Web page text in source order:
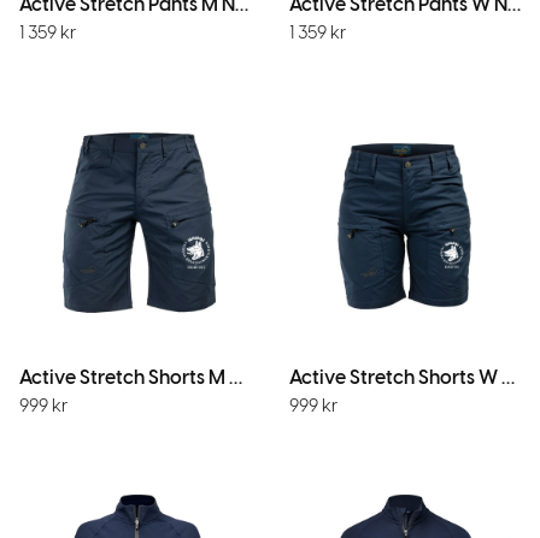
1 359 kr 1 359 kr
Active Stretch Shorts M Navy
999 kr
Active Stretch Shorts W Navy
999 kr